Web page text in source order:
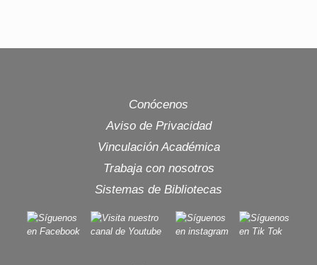
Conócenos
Aviso de Privacidad
Vinculación Académica
Trabaja con nosotros
Sistemas de Bibliotecas